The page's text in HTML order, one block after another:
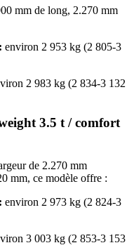
mm de long, 2.270 mm
environ 2 953 kg (2 805-3
2 983 kg (2 834-3 132
3.5 t / comfort
de 2.270 mm
mm, ce modèle offre :
environ 2 973 kg (2 824-3
3 003 kg (2 853-3 153